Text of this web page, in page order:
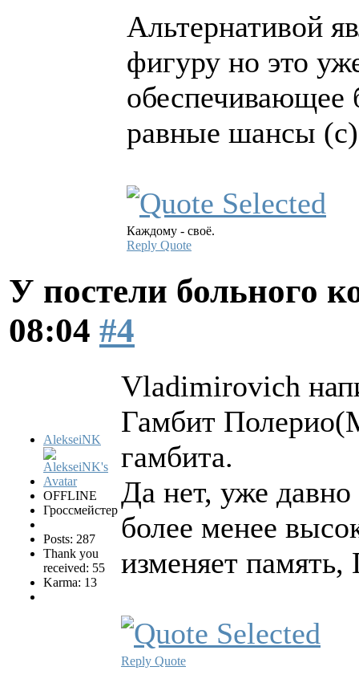
Альтернативой
фигуру но это
обеспечивающее
равные шансы (с)
Каждому - своё.
Reply Quote
У постели больного
08:04 #4
AlekseiNK
OFFLINE
Гроссмейстер
Posts: 287
Thank you
received: 55
Karma: 13
Vladimirovich
Гамбит
гамбита.
Да нет, уже
более менее
изменяет
Reply Quote